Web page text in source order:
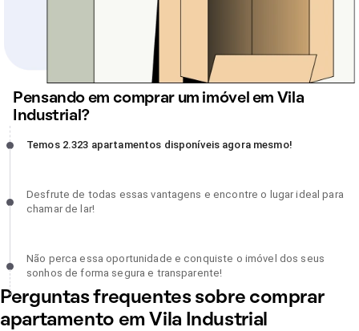
Pensando em comprar um imóvel em Vila
Industrial?
Temos 2.323 apartamentos disponíveis agora mesmo!, incompleto
Temos 2.323 apartamentos disponíveis agora mesmo!
Desfrute de todas essas vantagens e encontre o lugar ideal para
chamar de lar!, incompleto
Desfrute de todas essas vantagens e encontre o lugar ideal para
chamar de lar!
Não perca essa oportunidade e conquiste o imóvel dos seus
de forma segura e transparente!, incompleto
Não perca essa oportunidade e conquiste o imóvel dos seus
sonhos de forma segura e transparente!
Perguntas frequentes sobre comprar
apartamento em Vila Industrial